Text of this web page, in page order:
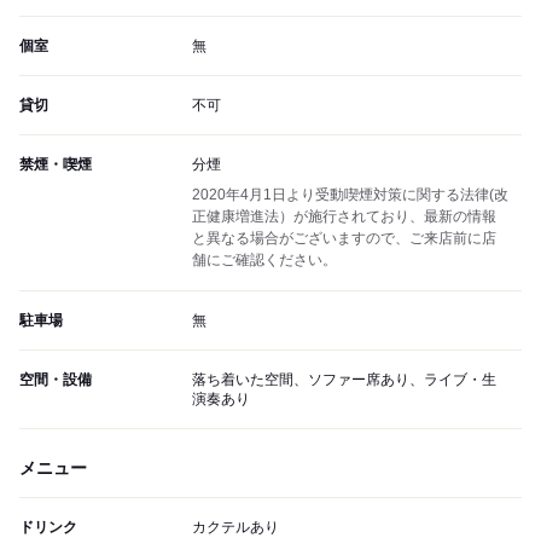
個室 無
貸切 不可
禁煙・喫煙
分煙
2020年4月1日より受動喫煙対策に関する法律(改
正健康増進法）が施行されており、最新の情報
と異なる場合がございますので、ご来店前に店
舗にご確認ください。
駐車場 無
空間・設備
落ち着いた空間、ソファー席あり、ライブ・生
演奏あり
メニュー
ドリンク カクテルあり